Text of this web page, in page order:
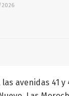
avenidas 41 y